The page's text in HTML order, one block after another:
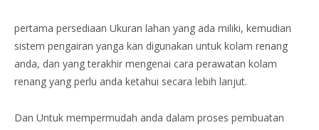
pertama persediaan Ukuran lahan yang ada miliki, kemudian
sistem pengairan yanga kan digunakan untuk kolam renang
anda, dan yang terakhir mengenai cara perawatan kolam
renang yang perlu anda ketahui secara lebih lanjut.
Dan Untuk mempermudah anda dalam proses pembuatan